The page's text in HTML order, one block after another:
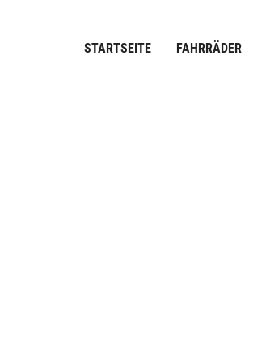
STARTSEITE FAHRRÄDER